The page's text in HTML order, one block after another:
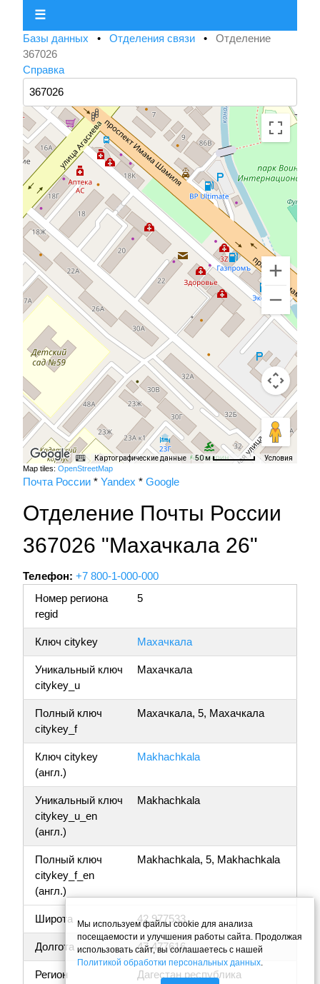
☰
Базы данных • Отделения связи • Отделение
367026
Справка
Картографические данные 50 м Условия
Map tiles: OpenStreetMap
Почта России * Yandex * Google
Отделение Почты России
367026 "Махачкала 26"
Телефон: +7 800-1-000-000
Номер региона
regid
5
Ключ citykey Махачкала
Уникальный ключ
citykey_u
Махачкала
Полный ключ
citykey_f
Махачкала, 5, Махачкала
Ключ citykey
(англ.)
Makhachkala
Уникальный ключ
citykey_u_en
(англ.)
Makhachkala
Полный ключ
citykey_f_en
(англ.)
Makhachkala, 5, Makhachkala
Широта 42.977533
Долгота 47.477616
Регион Дагестан республика
Мы используем файлы cookie для анализа
посещаемости и улучшения работы сайта. Продолжая
использовать сайт, вы соглашаетесь с нашей
Политикой обработки персональных данных.